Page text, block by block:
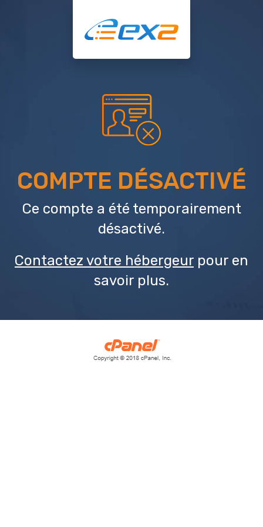
COMPTE DÉSACTIVÉ
Ce compte a été temporairement
désactivé.
Contactez votre hébergeur pour en
savoir plus.